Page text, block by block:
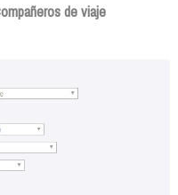
de viaje